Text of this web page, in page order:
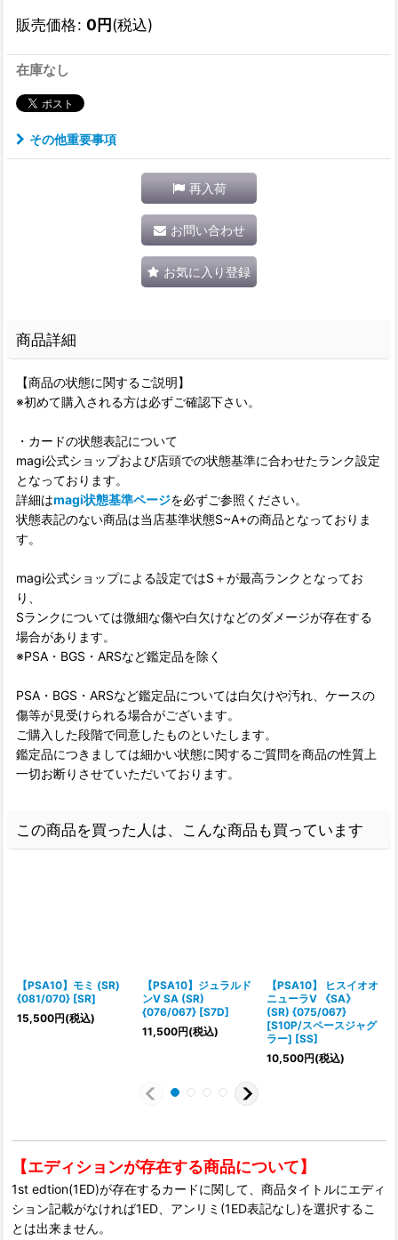
販売価格: 0円(税込)
在庫なし
その他重要事項
再入荷
お問い合わせ
お気に入り登録
商品詳細
【商品の状態に関するご説明】
※初めて購入される方は必ずご確認下さい。
・カードの状態表記について
magi公式ショップおよび店頭での状態基準に合わせたランク設定
となっております。
詳細はmagi状態基準ページを必ずご参照ください。
状態表記のない商品は当店基準状態S~A+の商品となっておりま
す。
magi公式ショップによる設定ではS＋が最高ランクとなってお
り、
Sランクについては微細な傷や白欠けなどのダメージが存在する
場合があります。
※PSA・BGS・ARSなど鑑定品を除く
PSA・BGS・ARSなど鑑定品については白欠けや汚れ、ケースの
傷等が見受けられる場合がございます。
ご購入した段階で同意したものといたします。
鑑定品につきましては細かい状態に関するご質問を商品の性質上
一切お断りさせていただいております。
この商品を買った人は、こんな商品も買っています
【PSA10】モミ (SR)
{081/070} [SR]
15,500円(税込)
【PSA10】ジュラルド
ンV SA (SR)
{076/067} [S7D]
11,500円(税込)
【PSA10】 ヒスイオオ
ニューラV 《SA》
(SR) {075/067}
[S10P/スペースジャグ
ラー] [SS]
10,500円(税込)
【エディションが存在する商品について】
1st edtion(1ED)が存在するカードに関して、商品タイトルにエディ
ション記載がなければ1ED、アンリミ(1ED表記なし)を選択するこ
とは出来ません。